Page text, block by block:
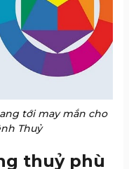
tới may mắn cho
Thuỷ
thuỷ phù